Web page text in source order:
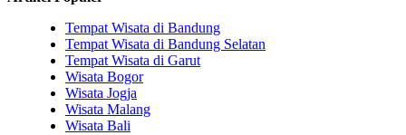
Tempat Wisata di Bandung
Tempat Wisata di Bandung Selatan
Tempat Wisata di Garut
Wisata Bogor
Wisata Jogja
Wisata Malang
Wisata Bali